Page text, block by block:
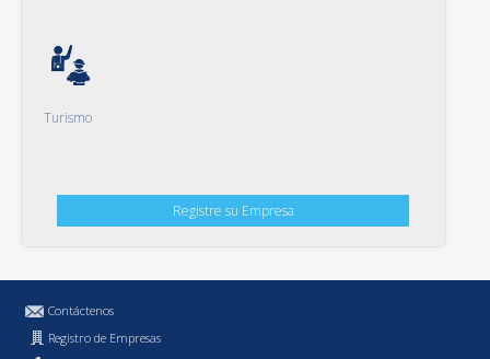
Turismo
Registre su Empresa
Contáctenos
Registro de Empresas